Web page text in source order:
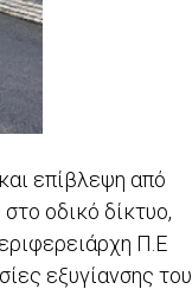
επίβλεψη από
οδικό δίκτυο,
Π.Ε
εξυγίανσης του